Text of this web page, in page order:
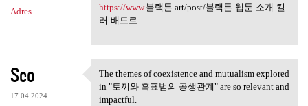
Adres
https://www.블랙툰.art/post/블랙툰-웹툰-소개-킬
러-배드로
Seo
17.04.2024
The themes of coexistence and
The themes of coexistence and mutualism explored
in "토끼와 흑표범의 공생관계" are so relevant and
impactful.